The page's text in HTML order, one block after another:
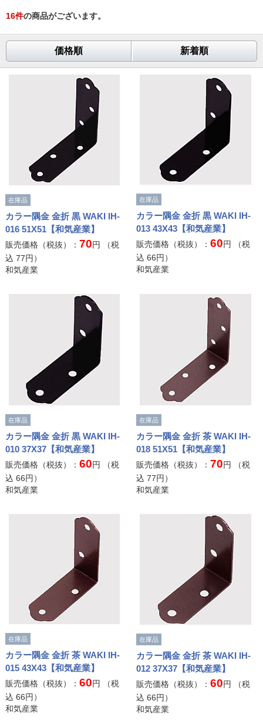
16件の商品がございます。
価格順 新着順
在庫品
カラー隅金 金折 黒 WAKI IH-
016 51X51【和気産業】
販売価格（税抜）： 70円 （税
込 77円）
和気産業
在庫品
カラー隅金 金折 黒 WAKI IH-
013 43X43【和気産業】
販売価格（税抜）：60円 （税
込66円）
和気産業
在庫品
カラー隅金 金折 黒 WAKI IH-
010 37X37【和気産業】
販売価格（税抜）： 60円 （税
込 66円）
和気産業
在庫品
カラー隅金 金折 茶 WAKI IH-
018 51X51【和気産業】
販売価格（税抜）：70円 （税
込77円）
和気産業
在庫品
カラー隅金 金折 茶 WAKI IH-
015 43X43【和気産業】
販売価格（税抜）： 60円 （税
込 66円）
和気産業
在庫品
カラー隅金 金折 茶 WAKI IH-
012 37X37【和気産業】
販売価格（税抜）：60円 （税
込66円）
和気産業